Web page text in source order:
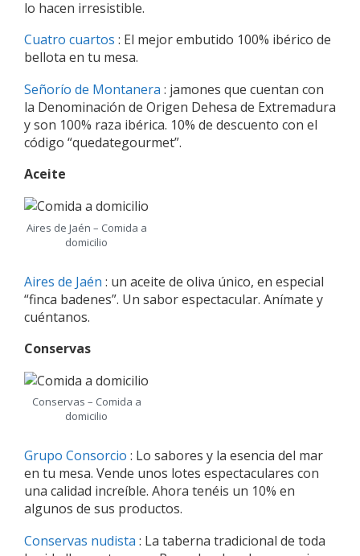
lo hacen irresistible.
Cuatro cuartos : El mejor embutido 100% ibérico de
bellota en tu mesa.
Señorío de Montanera : jamones que cuentan con
la Denominación de Origen Dehesa de Extremadura
y son 100% raza ibérica. 10% de descuento con el
código “quedategourmet”.
Aceite
Aires de Jaén – Comida a
domicilio
Aires de Jaén : un aceite de oliva único, en especial
“finca badenes”. Un sabor espectacular. Anímate y
cuéntanos.
Conservas
Conservas – Comida a
domicilio
Grupo Consorcio : Lo sabores y la esencia del mar
en tu mesa. Vende unos lotes espectaculares con
una calidad increíble. Ahora tenéis un 10% en
algunos de sus productos.
Conservas nudista : La taberna tradicional de toda